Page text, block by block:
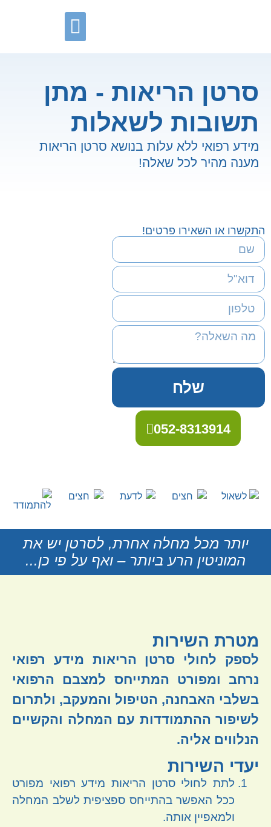
סרטן הריאות - מתן
תשובות לשאלות
מידע רפואי ללא עלות בנושא סרטן הריאות
מענה מהיר לכל שאלה!
התקשרו או השאירו פרטים!
שלח
052-8313914
לשאול
לדעת
להתמודד
יותר מכל מחלה אחרת, לסרטן יש את
המוניטין הרע ביותר – ואף על פי כן...
מטרת השירות
לספק לחולי סרטן הריאות מידע רפואי
נרחב ומפורט המתייחס למצבם הרפואי
בשלבי האבחנה, הטיפול והמעקב, ולתרום
לשיפור ההתמודדות עם המחלה והקשיים
הנלווים אליה.
יעדי השירות
לתת לחולי סרטן הריאות מידע רפואי מפורט
ככל האפשר בהתייחס ספציפית לשלב המחלה
ולמאפיין אותה.